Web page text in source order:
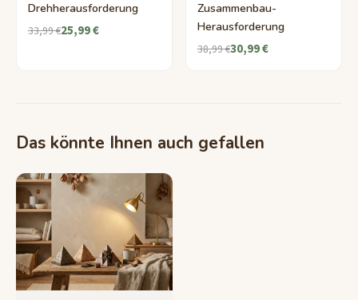
Drehherausforderung
33,99 €25,99 €
Zusammenbau-
Herausforderung
38,99 €30,99 €
Das könnte Ihnen auch gefallen